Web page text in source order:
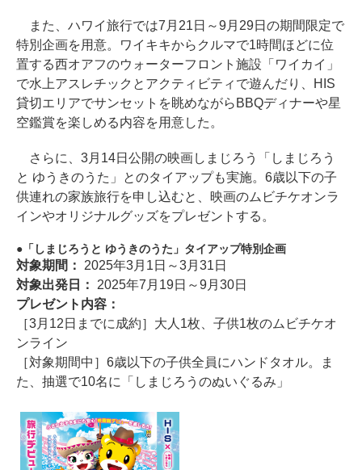
また、ハワイ旅行では7月21日～9月29日の期間限定で
特別企画を用意。ワイキキからクルマで1時間ほどに位
置する西オアフのウォーターフロント施設「ワイカイ」
で水上アスレチックとアクティビティで遊んだり、HIS
貸切エリアでサンセットを眺めながらBBQディナーや星
空鑑賞を楽しめる内容を用意した。
さらに、3月14日公開の映画しまじろう「しまじろう
と ゆうきのうた」とのタイアップも実施。6歳以下の子
供連れの家族旅行を申し込むと、映画のムビチケオンラ
インやオリジナルグッズをプレゼントする。
「しまじろうと ゆうきのうた」タイアップ特別企画
対象期間： 2025年3月1日～3月31日
対象出発日： 2025年7月19日～9月30日
プレゼント内容：
［3月12日までに成約］大人1枚、子供1枚のムビチケオ
ンライン
［対象期間中］6歳以下の子供全員にハンドタオル。ま
た、抽選で10名に「しまじろうのぬいぐるみ」